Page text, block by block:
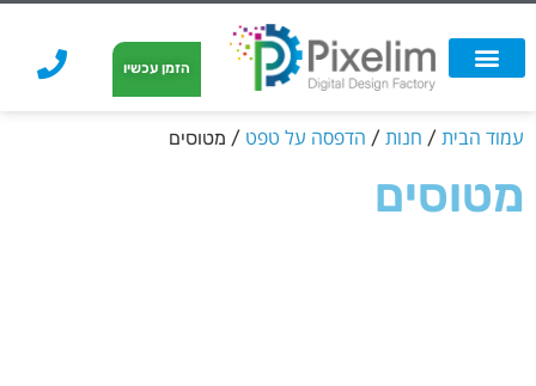
הזמן עכשיו
עמוד הבית / חנות / הדפסה על טפט / מטוסים
מטוסים